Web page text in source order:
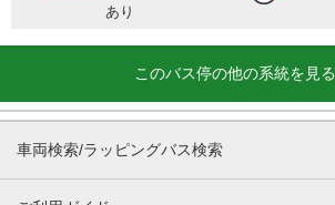
あり
このバス停の他の系統を見る
車両検索/ラッピングバス検索